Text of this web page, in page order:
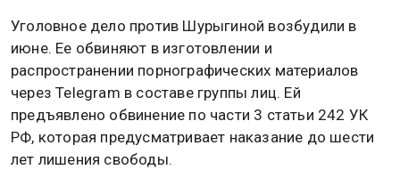
Уголовное дело против Шурыгиной возбудили в
июне. Ее обвиняют в изготовлении и
распространении порнографических материалов
через Telegram в составе группы лиц. Ей
предъявлено обвинение по части 3 статьи 242 УК
РФ, которая предусматривает наказание до шести
лет лишения свободы.